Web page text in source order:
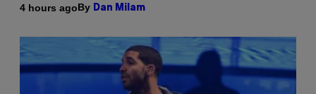
4 hours agoBy Dan Milam